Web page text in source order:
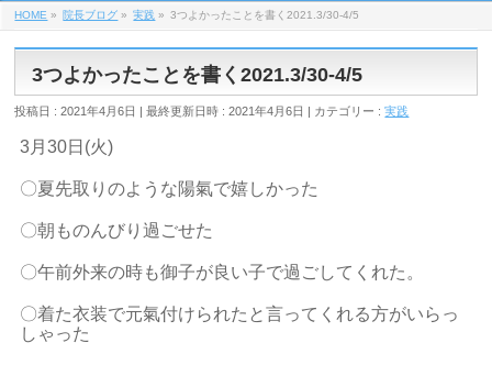
HOME » 院長ブログ » 実践 » 3つよかったことを書く2021.3/30-4/5
3つよかったことを書く2021.3/30-4/5
投稿日 : 2021年4月6日 最終更新日時 : 2021年4月6日 カテゴリー :実践
3月30日 (火)
〇夏先取りのような陽氣で嬉しかった
〇朝ものんびり過ごせた
〇午前外来の時も御子が良い子で過ごしてくれた。
〇着た衣装で元氣付けられたと言ってくれる方がいらっ
しゃった